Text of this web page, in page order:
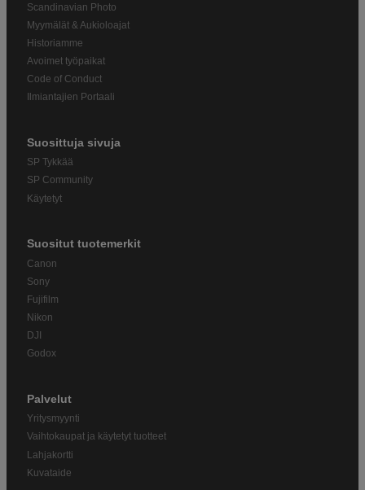
Scandinavian Photo
Myymälät & Aukioloajat
Historiamme
Avoimet työpaikat
Code of Conduct
Ilmiantajien Portaali
Suosittuja sivuja
SP Tykkää
SP Community
Käytetyt
Suositut tuotemerkit
Canon
Sony
Fujifilm
Nikon
DJI
Godox
Palvelut
Yritysmyynti
Vaihtokaupat ja käytetyt tuotteet
Lahjakortti
Kuvataide